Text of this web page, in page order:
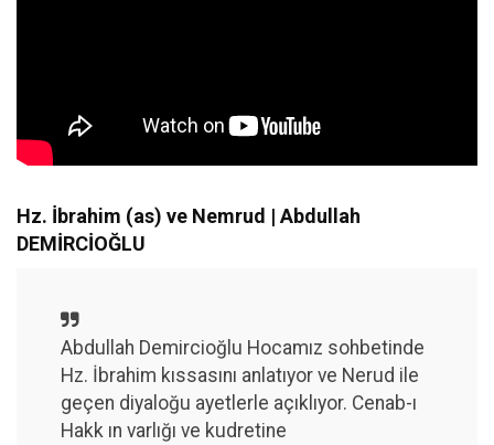
Hz. İbrahim (as) ve Nemrud | Abdullah
DEMİRCİOĞLU
Abdullah Demircioğlu Hocamız sohbetinde
Hz. İbrahim kıssasını anlatıyor ve Nerud ile
geçen diyaloğu ayetlerle açıklıyor. Cenab-ı
Hakk ın varlığı ve kudretine